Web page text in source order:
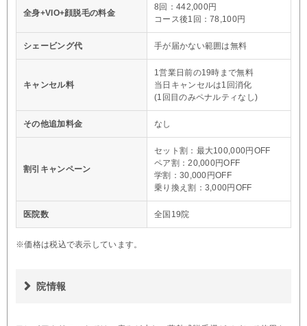
全身+VIO+顔脱毛の料金
8回：442,000円
コース後1回：78,100円
シェービング代 手が届かない範囲は無料
キャンセル料
1営業日前の19時まで無料
当日キャンセルは1回消化
(1回目のみペナルティなし)
その他追加料金 なし
割引キャンペーン
セット割：最大100,000円OFF
ペア割：20,000円OFF
学割：30,000円OFF
乗り換え割：3,000円OFF
医院数 全国19院
※価格は税込で表示しています。
院情報